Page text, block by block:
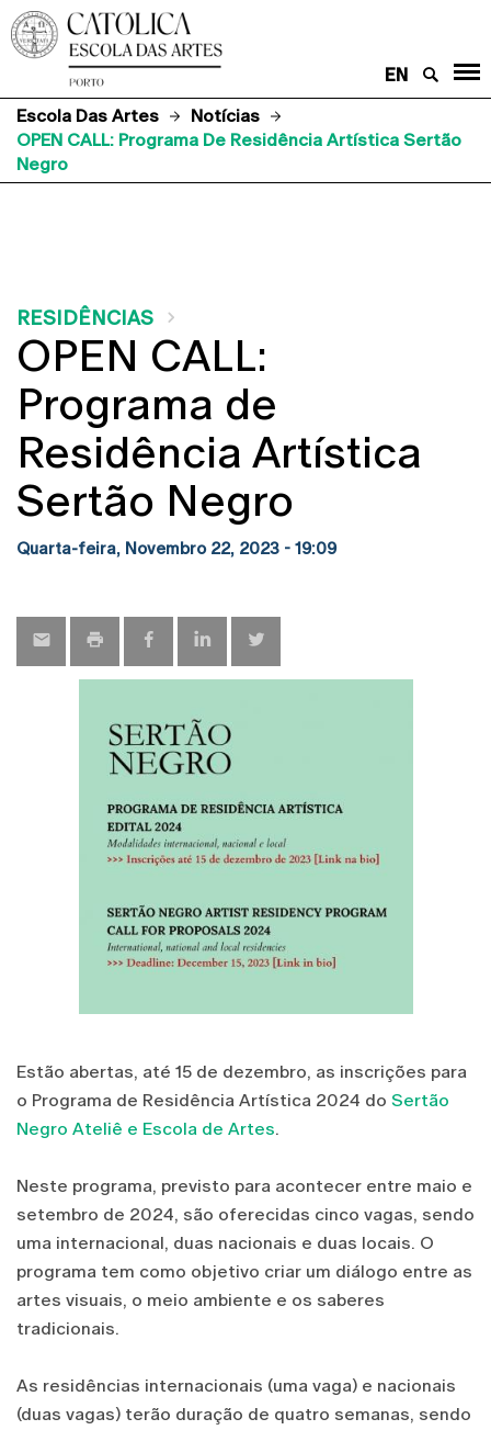
EN
Escola Das Artes
Notícias
OPEN CALL: Programa De Residência Artística Sertão
Negro
RESIDÊNCIAS
OPEN CALL:
Programa de
Residência Artística
Sertão Negro
Quarta-feira, Novembro 22, 2023 - 19:09
Estão abertas, até 15 de dezembro, as inscrições para
o Programa de Residência Artística 2024 do Sertão
Negro Ateliê e Escola de Artes.
Neste programa, previsto para acontecer entre maio e
setembro de 2024, são oferecidas cinco vagas, sendo
uma internacional, duas nacionais e duas locais. O
programa tem como objetivo criar um diálogo entre as
artes visuais, o meio ambiente e os saberes
tradicionais.
As residências internacionais (uma vaga) e nacionais
(duas vagas) terão duração de quatro semanas, sendo